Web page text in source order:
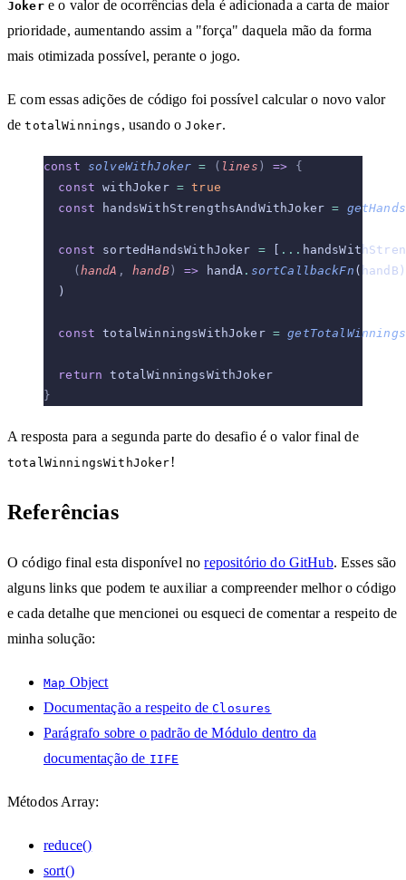
Jokere o valor de ocorrências dela é adicionada a carta de maior
prioridade, aumentando assim a "força" daquela mão da forma
mais otimizada possível, perante o jogo.
E com essas adições de código foi possível calcular o novo valor
detotalWinnings , usando oJoker.
const solveWithJoker = ( lines ) => {
  const
withJoker = true
  const
handsWithStrengthsAndWithJoker =
  const
sortedHandsWithJoker = [ ...
    (
handA , handB) => handA . sortCallbackFn (handB)
  )
  const
totalWinningsWithJoker = getTotalWinnings
  return
totalWinningsWithJoker
}
A resposta para a segunda parte do desafio é o valor final de
totalWinningsWithJoker!
Referências
O código final esta disponível norepositório do GitHub. Esses são
alguns links que podem te auxiliar a compreender melhor o código
e cada detalhe que mencionei ou esqueci de comentar a respeito de
minha solução:
Map Object
Documentação a respeito deClosures
Parágrafo sobre o padrão de Módulo dentro da
documentação de IIFE
Métodos Array:
reduce()
sort()